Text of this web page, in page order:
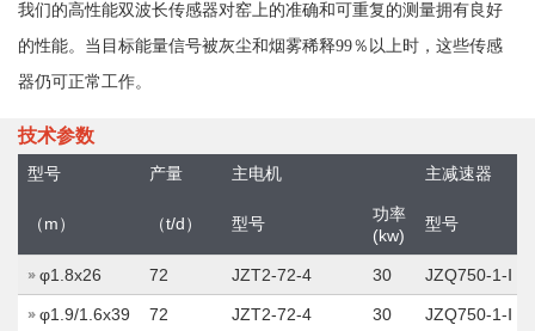
我们的高性能双波长传感器对窑上的准确和可重复的测量拥有良好
的性能。当目标能量信号被灰尘和烟雾稀释99％以上时，这些传感
器仍可正常工作。
技术参数
型号 产量 主电机 主减速器
（m） （t/d） 型号
功率
(kw)
型号
φ1.8x26 72 JZT2-72-4 30 JZQ750-1-Ⅰ
φ1.9/1.6x39 72 JZT2-72-4 30 JZQ750-1-Ⅰ